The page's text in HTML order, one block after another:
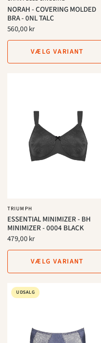
NORAH - COVERING MOLDED
BRA - 0NL TALC
560,00 kr
VÆLG VARIANT
TRIUMPH
ESSENTIAL MINIMIZER - BH
MINIMIZER - 0004 BLACK
479,00 kr
VÆLG VARIANT
UDSALG